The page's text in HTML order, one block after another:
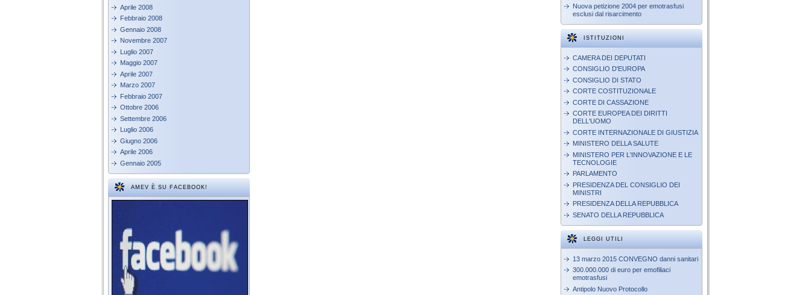
Aprile 2008
Febbraio 2008
Gennaio 2008
Novembre 2007
Luglio 2007
Maggio 2007
Aprile 2007
Marzo 2007
Febbraio 2007
Ottobre 2006
Settembre 2006
Luglio 2006
Giugno 2006
Aprile 2006
Gennaio 2005
AMEV È SU FACEBOOK!
Nuova petizione 2004 per emotrasfusi
esclusi dal risarcimento
ISTITUZIONI
CAMERA DEI DEPUTATI
CONSIGLIO D'EUROPA
CONSIGLIO DI STATO
CORTE COSTITUZIONALE
CORTE DI CASSAZIONE
CORTE EUROPEA DEI DIRITTI
DELL'UOMO
CORTE INTERNAZIONALE DI GIUSTIZIA
MINISTERO DELLA SALUTE
MINISTERO PER L'INNOVAZIONE E LE
TECNOLOGIE
PARLAMENTO
PRESIDENZA DEL CONSIGLIO DEI
MINISTRI
PRESIDENZA DELLA REPUBBLICA
SENATO DELLA REPUBBLICA
LEGGI UTILI
13 marzo 2015 CONVEGNO danni sanitari
300.000.000 di euro per emofiliaci
emotrasfusi
Antipolo Nuovo Protocollo